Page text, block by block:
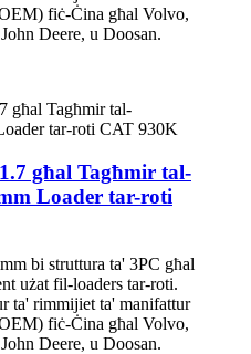
fiċ-Ċina għal Volvo,
Deere, u Doosan.
għal Tagħmir tal-
Loader tar-roti
bi struttura ta' 3PC għal
użat fil-loaders tar-roti.
ta' rimmijiet ta' manifattur
fiċ-Ċina għal Volvo,
Deere, u Doosan.